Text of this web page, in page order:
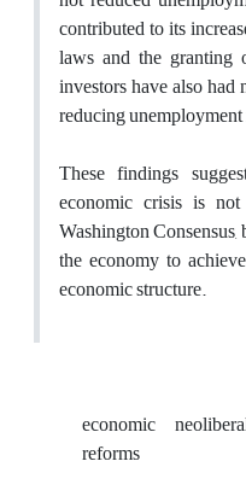
contributed to its
laws and the
investors have also
reducing
These findings
economic crisis is
Washington
the economy to
economic structure.
economic
reforms